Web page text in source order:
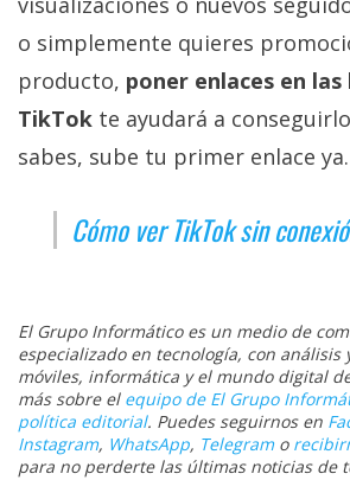
o simplemente quieres
producto, poner enlaces en
TikTok te ayudará a
sabes, sube tu primer enlace ya.
Cómo ver TikTok sin
El Grupo Informático es un medio de
especializado en tecnología, con análisis
móviles, informática y el mundo digital
más sobre el equipo de El Grupo
política editorial. Puedes seguirnos en
Instagram, WhatsApp, Telegramo
para no perderte las últimas noticias de